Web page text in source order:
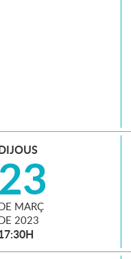
23
MARÇ
2023